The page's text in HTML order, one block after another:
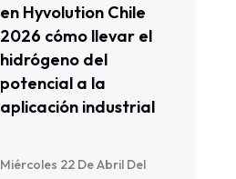
en Hyvolution Chile
2026 cómo llevar el
hidrógeno del
potencial a la
aplicación industrial
Miércoles 22 De Abril Del